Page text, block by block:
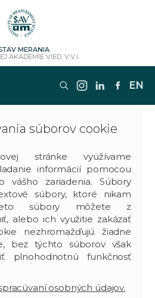
MERANIA
AKADÉMIE VIED, V.V.I.
EN
súborov cookie
stránke využívame
informácií pomocou
vášho zariadenia. Súbory
súbory, ktoré nikam
súbory môžete z
alebo ich využitie zakázať
nezhromažďujú žiadne
bez týchto súborov však
plnohodnotnú funkčnosť
osobných údajov.